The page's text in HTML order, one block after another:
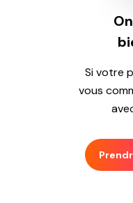
Si votre
vous